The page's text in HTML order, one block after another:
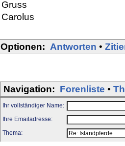
Gruss
Carolus
Optionen: Antworten •
Navigation: Forenliste •
Ihr vollständiger Name:
Ihre Emailadresse:
Thema: